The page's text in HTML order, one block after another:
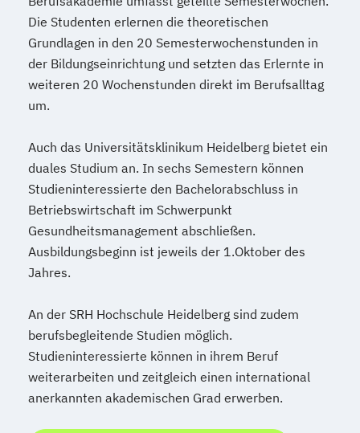
Verfahrenstechnik
Wirtschaftsingenieurwesen -
Elektrotechnik
Wirtschaftsingenieurwesen -
und Logistik
Vertrieb
Wirtsschaftsingenieurwesen - Allgemeines
Wirtschaftsingenieurwesen
Die Studenten erlernen die theoretischen
Grundlagen in den 20 Semesterwochenstunden in
der Bildungseinrichtung und setzten das Erlernte in
weiteren 20 Wochenstunden direkt im Berufsalltag
um.
Auch das Universitätsklinikum Heidelberg bietet ein
duales Studium an. In sechs Semestern können
Studieninteressierte den Bachelorabschluss in
Betriebswirtschaft im Schwerpunkt
Gesundheitsmanagement abschließen.
Ausbildungsbeginn ist jeweils der 1.Oktober des
Jahres.
An der SRH Hochschule Heidelberg sind zudem
berufsbegleitende Studien möglich.
Studieninteressierte können in ihrem Beruf
weiterarbeiten und zeitgleich einen international
anerkannten akademischen Grad erwerben.